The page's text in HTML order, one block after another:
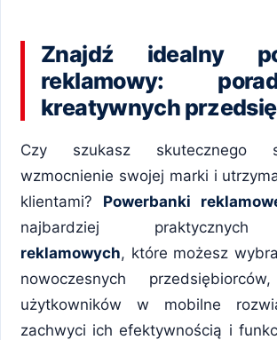
Znajdź idealny
reklamowy:
kreatywnych
Czy szukasz skutecznego
wzmocnienie swojej marki i
klientami? Powerbanki
najbardziej
reklamowych, które możesz
nowoczesnych
użytkowników w mobilne
zachwyci ich efektywnością i